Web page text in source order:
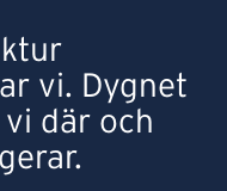
vi. Dygnet
där och